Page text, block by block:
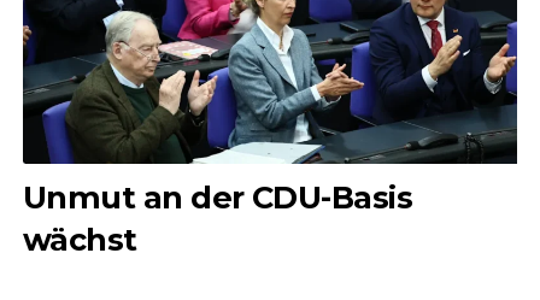
Unmut an der CDU-Basis
wächst